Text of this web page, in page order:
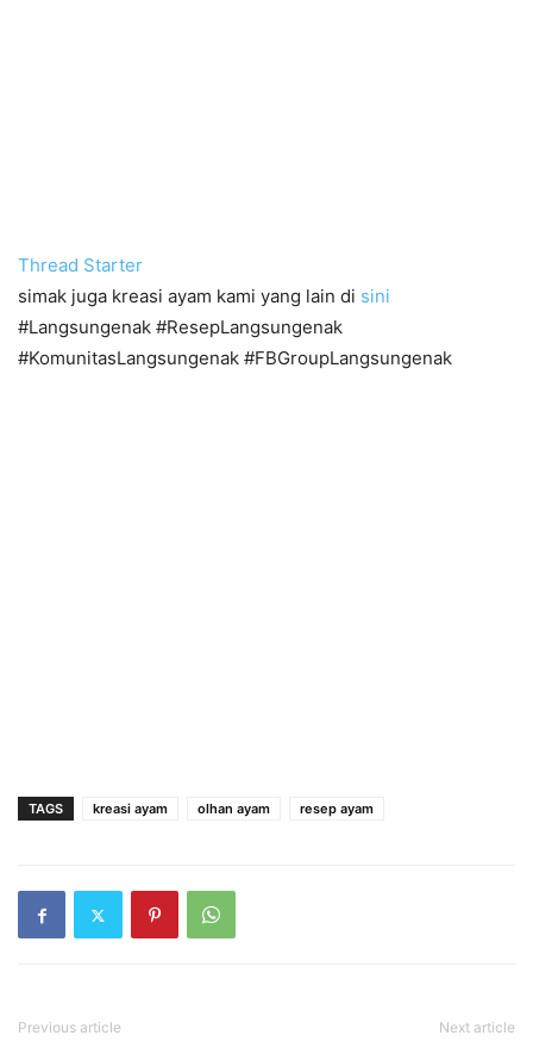
Thread Starter
simak juga kreasi ayam kami yang lain di sini
#Langsungenak #ResepLangsungenak
#KomunitasLangsungenak #FBGroupLangsungenak
TAGS kreasi ayam olhan ayam resep ayam
Previous article Next article